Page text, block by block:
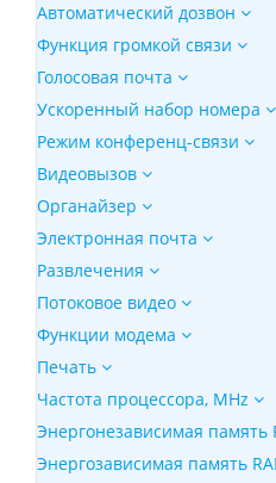
Автоматический дозвон
Функция громкой связи
Голосовая почта
Ускоренный набор номера
Режим конференц-связи
Видеовызов
Органайзер
Электронная почта
Развлечения
Потоковое видео
Функции модема
Печать
Частота процессора, MHz
Энергонезависимая память
Энергозависимая память